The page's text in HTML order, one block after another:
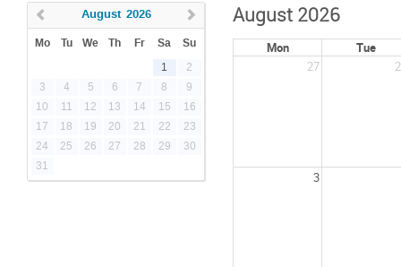
August 2026
Mo Tu We Th Fr Sa Su
1
2
3
4 5 6 7 8
9
10
11 12 13 14 15
16
17
18 19 20 21 22
23
24
25 26 27 28 29
30
31
August 2026
Mon
Tue
27
3